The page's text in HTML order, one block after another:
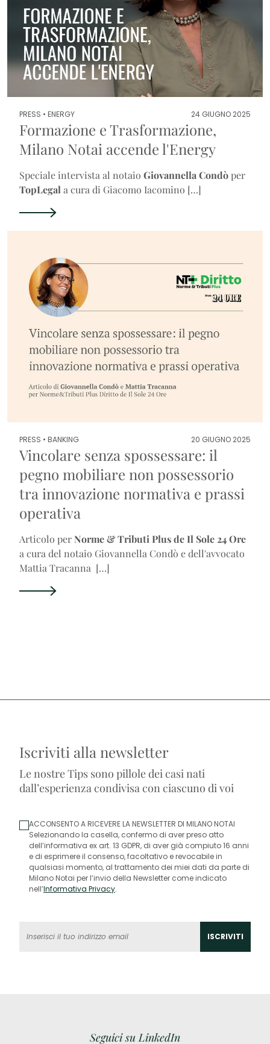
PRESS • ENERGY 24 GIUGNO 2025
Formazione e Trasformazione,
Milano Notai accende l'Energy
Speciale intervista al notaio Giovannella Condò per
TopLegal a cura di Giacomo Iacomino […]
PRESS • BANKING 20 GIUGNO 2025
Vincolare senza spossessare: il
pegno mobiliare non possessorio
tra innovazione normativa e prassi
operativa
Articolo perNorme & Tributi Plus de Il Sole 24 Ore
a cura del notaio Giovannella Condò e dell'avvocato
Mattia Tracanna […]
Iscriviti alla newsletter
Le nostre Tips sono pillole dei casi nati
dall’esperienza condivisa con ciascuno di voi
ACCONSENTO A RICEVERE LA NEWSLETTER DI MILANO NOTAI
Selezionando la casella, confermo di aver preso atto
dell’informativa ex art. 13 GDPR, di aver già compiuto 16 anni
e di esprimere il consenso, facoltativo e revocabile in
qualsiasi momento, al trattamento dei miei dati da parte di
Milano Notai per l’invio della Newsletter come indicato
nell’Informativa Privacy.
Seguici su LinkedIn